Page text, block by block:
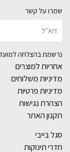
שמרו על קשר
נרשמת בהצלחה
אחריות למוצרים
מדיניות משלוחים
מדיניות פרטיות
הצהרת נגישות
תקנון האתר
סגל בייבי
חדרי תינוקות